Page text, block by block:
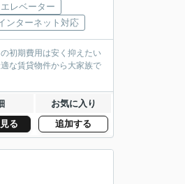
エレベーター
ンターネット対応
初期費用は安く抑えたい
な賃貸物件から大家族で
お気に入り
る 追加する